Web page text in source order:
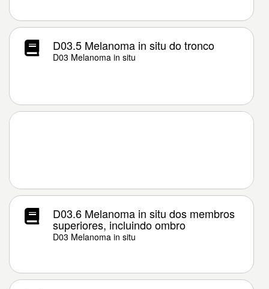
D03.5 Melanoma in situ do tronco
D03 Melanoma in situ
D03.6 Melanoma in situ dos membros
superiores, incluindo ombro
D03 Melanoma in situ